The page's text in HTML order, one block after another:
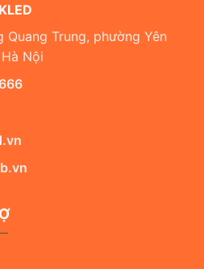
Trung, phường Yên
Nội